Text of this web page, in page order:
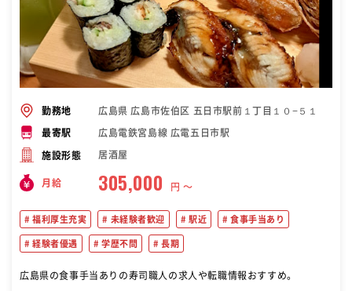
勤務地 広島県 広島市佐伯区 五日市駅前１丁目１０−５１
最寄駅 広島電鉄宮島線 広電五日市駅
施設形態 居酒屋
月給 305,000 円 〜
福利厚生充実 未経験者歓迎 駅近 食事手当あり
経験者優遇 学歴不問 長期
広島県の食事手当ありの寿司職人の求人や転職情報おすすめ。